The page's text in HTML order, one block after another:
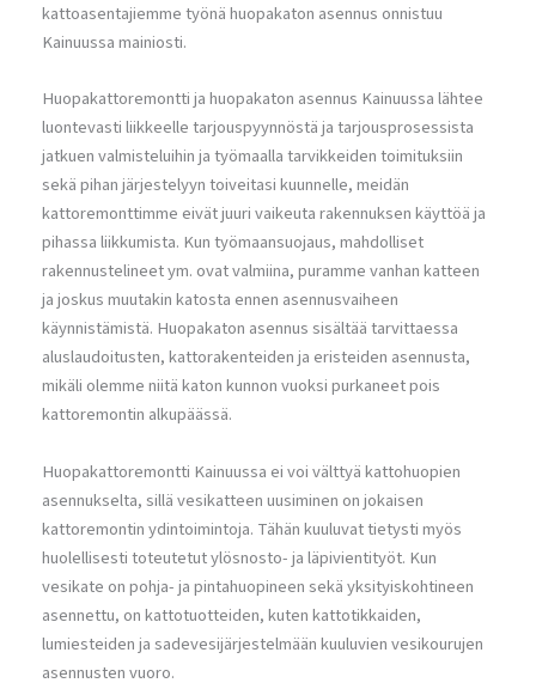
kattoasentajiemme työnä huopakaton asennus onnistuu
Kainuussa mainiosti.
Huopakattoremontti ja huopakaton asennus Kainuussa lähtee
luontevasti liikkeelle tarjouspyynnöstä ja tarjousprosessista
jatkuen valmisteluihin ja työmaalla tarvikkeiden toimituksiin
sekä pihan järjestelyyn toiveitasi kuunnelle, meidän
kattoremonttimme eivät juuri vaikeuta rakennuksen käyttöä ja
pihassa liikkumista. Kun työmaansuojaus, mahdolliset
rakennustelineet ym. ovat valmiina, puramme vanhan katteen
ja joskus muutakin katosta ennen asennusvaiheen
käynnistämistä. Huopakaton asennus sisältää tarvittaessa
aluslaudoitusten, kattorakenteiden ja eristeiden asennusta,
mikäli olemme niitä katon kunnon vuoksi purkaneet pois
kattoremontin alkupäässä.
Huopakattoremontti Kainuussa ei voi välttyä kattohuopien
asennukselta, sillä vesikatteen uusiminen on jokaisen
kattoremontin ydintoimintoja. Tähän kuuluvat tietysti myös
huolellisesti toteutetut ylösnosto- ja läpivientityöt. Kun
vesikate on pohja- ja pintahuopineen sekä yksityiskohtineen
asennettu, on kattotuotteiden, kuten kattotikkaiden,
lumiesteiden ja sadevesijärjestelmään kuuluvien vesikourujen
asennusten vuoro.